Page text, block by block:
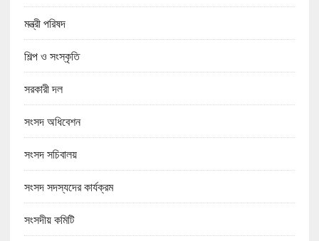
মন্ত্রী পরিষদ
শিল্প ও সংস্কৃতি
সরকারী দল
সংসদ অধিবেশন
সংসদ সচিবালয়
সংসদ সদস্যদের কার্যক্রম
সংসদীয় কমিটি